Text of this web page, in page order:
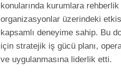
konularında kurumlara
organizasyonlar üzerindeki
kapsamlı deneyime sahip. Bu
için stratejik iş gücü planı,
ve uygulanmasına liderlik etti.